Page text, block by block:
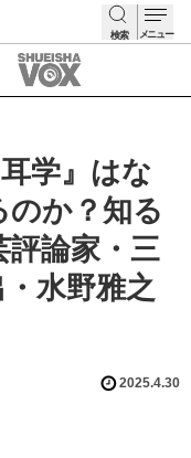
検索 メニュー
学』はな
か？知る
論家・三
水野雅之
2025.4.30